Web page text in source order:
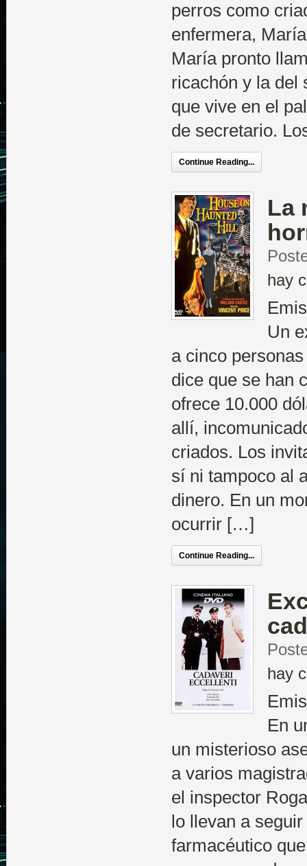
perros como
enfermera,
María pronto
ricachón y la del
que vive en el
de secretario.
Continue Reading...
La
hay
Un
a cinco
dice que se han
ofrece 10.000
allí,
criados. Los
sí ni tampoco al
dinero. En un
ocurrir […]
Continue Reading...
hay
En
un misterioso
a varios
el inspector
lo llevan a
farmacéutico